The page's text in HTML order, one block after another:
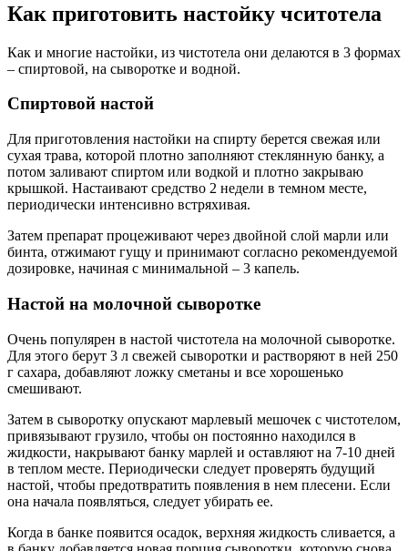
Как приготовить настойку чситотела
Как и многие настойки, из чистотела они делаются в 3 формах
– спиртовой, на сыворотке и водной.
Спиртовой настой
Для приготовления настойки на спирту берется свежая или
сухая трава, которой плотно заполняют стеклянную банку, а
потом заливают спиртом или водкой и плотно закрываю
крышкой. Настаивают средство 2 недели в темном месте,
периодически интенсивно встряхивая.
Затем препарат процеживают через двойной слой марли или
бинта, отжимают гущу и принимают согласно рекомендуемой
дозировке, начиная с минимальной – 3 капель.
Настой на молочной сыворотке
Очень популярен в настой чистотела на молочной сыворотке.
Для этого берут 3 л свежей сыворотки и растворяют в ней 250
г сахара, добавляют ложку сметаны и все хорошенько
смешивают.
Затем в сыворотку опускают марлевый мешочек с чистотелом,
привязывают грузило, чтобы он постоянно находился в
жидкости, накрывают банку марлей и оставляют на 7-10 дней
в теплом месте. Периодически следует проверять будущий
настой, чтобы предотвратить появления в нем плесени. Если
она начала появляться, следует убирать ее.
Когда в банке появится осадок, верхняя жидкость сливается, а